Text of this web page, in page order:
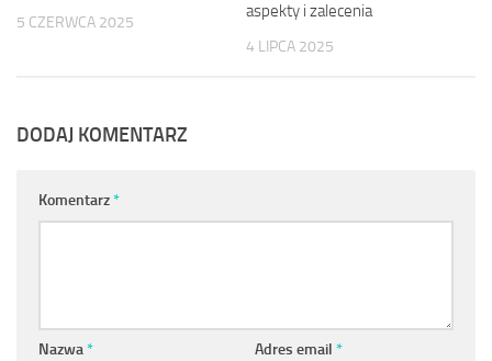
5 CZERWCA 2025
aspekty i zalecenia
4 LIPCA 2025
DODAJ KOMENTARZ
Komentarz*
Nazwa* Adres email *